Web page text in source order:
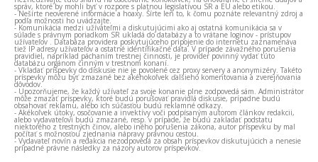
správ, ktoré by mohli byť v rozpore s platnou legislatívou SR a EÚ alebo etikou.
- Nešírte neoverené informácie a hoaxy. Šírte len to, k čomu poznáte relevantný zdroj a
podľa možnosti ho uvádzajte.
- Komunikácia medzi užívateľmi a diskutujúcimi ako aj ostatná komunikácia sa v
súlade s právnym poriadkom SR ukladá do databázy a to vrátane loginov - prístupov
užívateľov . Databáza providera poskytujúceho pripojenie do internetu zaznamenáva
tiež IP adresy užívateľov a ostatné identifikačné dáta. V prípade závažného porušenia
pravidiel, napríklad páchaním trestnej činnosti, je provider povinný vydať túto
databázu orgánom činným v trestnom konaní.
- Vkladať príspevky do diskusie nie je povolené cez proxy servery a anonymizéry. Takéto
príspevky môžu byť zmazané bez akéhokoľvek ďalšieho komentovania a zverejňovania
dôvodov.
- Upozorňujeme, že každý užívateľ za svoje konanie plne zodpovedá sám. Administrátor
môže zmazať príspevky, ktoré budú porušovať pravidlá diskusie, prípadne budú
obsahovať reklamu, alebo ich súčasťou budú reklamné odkazy.
- Akékoľvek útoky, osočovanie a invektívy voči podpísaným autorom článkov redakcii,
alebo vydavateľovi budú zmazané, resp. v prípade, že budú zakladať podstatu
niektorého z trestných činov, alebo iného porušenia zákona, autor príspevku by mal
počítať s možnosťou zjednania nápravy právnou cestou.
- Vydavateľ novín a redakcia nezodpovedá za obsah príspevkov diskutujúcich a nenesie
prípadné právne následky za názory autorov príspevkov.